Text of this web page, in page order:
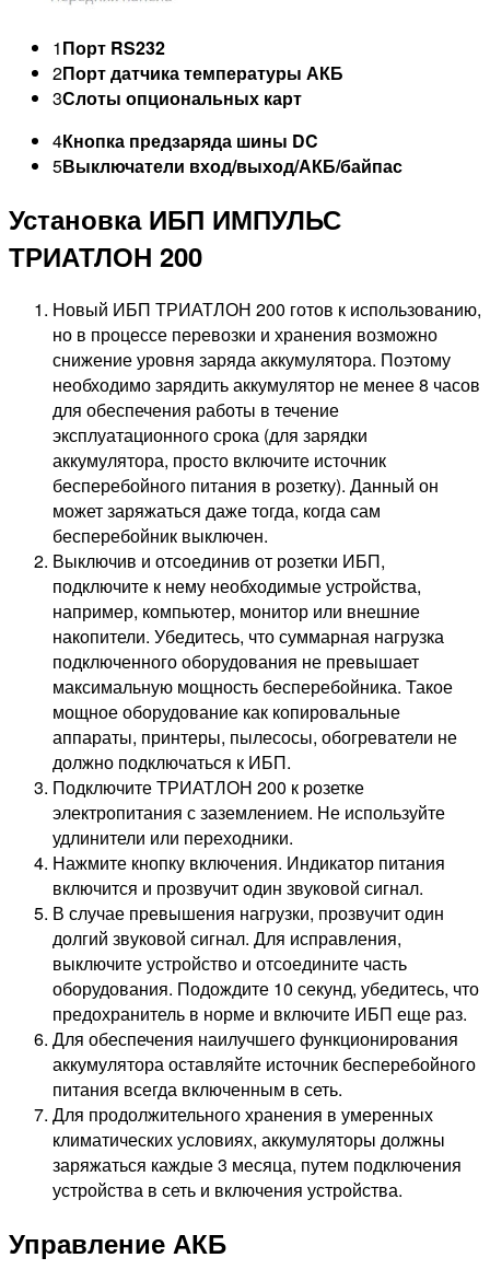
1Порт RS232
2Порт датчика температуры АКБ
3Слоты опциональных карт
4Кнопка предзаряда шины DC
5Выключатели вход/выход/АКБ/байпас
Установка ИБП ИМПУЛЬС
ТРИАТЛОН 200
Новый ИБП ТРИАТЛОН 200 готов к использованию,
но в процессе перевозки и хранения возможно
снижение уровня заряда аккумулятора. Поэтому
необходимо зарядить аккумулятор не менее 8 часов
для обеспечения работы в течение
эксплуатационного срока (для зарядки
аккумулятора, просто включите источник
бесперебойного питания в розетку). Данный он
может заряжаться даже тогда, когда сам
бесперебойник выключен.
Выключив и отсоединив от розетки ИБП,
подключите к нему необходимые устройства,
например, компьютер, монитор или внешние
накопители. Убедитесь, что суммарная нагрузка
подключенного оборудования не превышает
максимальную мощность бесперебойника. Такое
мощное оборудование как копировальные
аппараты, принтеры, пылесосы, обогреватели не
должно подключаться к ИБП.
Подключите ТРИАТЛОН 200 к розетке
электропитания с заземлением. Не используйте
удлинители или переходники.
Нажмите кнопку включения. Индикатор питания
включится и прозвучит один звуковой сигнал.
В случае превышения нагрузки, прозвучит один
долгий звуковой сигнал. Для исправления,
выключите устройство и отсоедините часть
оборудования. Подождите 10 секунд, убедитесь, что
предохранитель в норме и включите ИБП еще раз.
Для обеспечения наилучшего функционирования
аккумулятора оставляйте источник бесперебойного
питания всегда включенным в сеть.
Для продолжительного хранения в умеренных
климатических условиях, аккумуляторы должны
заряжаться каждые 3 месяца, путем подключения
устройства в сеть и включения устройства.
Управление АКБ